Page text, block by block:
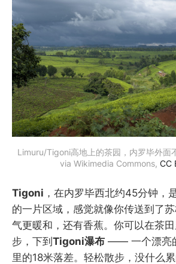
Limuru/Tigoni高地上的茶园，内罗毕外面
via Wikimedia Commons, CC
Tigoni ，在内罗毕西北约45分钟，
的一片区域，感觉就像你传送到了
气更暖和，还有香蕉。你可以在茶
步，下到Tigoni瀑布 —— 一个漂亮
里的18米落差。轻松散步，没什么